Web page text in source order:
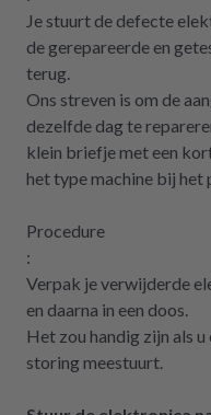
Je stuurt de defecte
de gerepareerde en
terug.
Ons streven is om de
dezelfde dag te
klein briefje met een
het type machine bij het
Procedure
:
Verpak je verwijderde
en daarna in een doos.
Het zou handig zijn als
storing meestuurt.